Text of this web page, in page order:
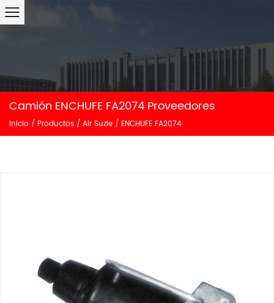
Camión ENCHUFE FA2074 Proveedores
Inicio / Productos / Air Suzie / ENCHUFE FA2074